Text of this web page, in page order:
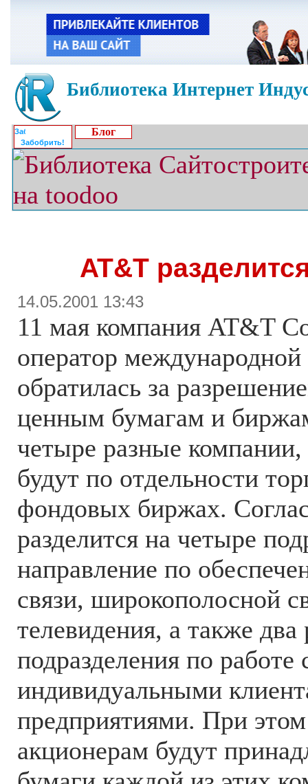
Библиотека Интернет
Забобрить!
Блог
AT&T
14.05.2001 13:43
11 мая компания AT&T
оператор
обратилась за
ценным бумагам и
четыре разные
будут по отдельности
фондовых биржах.
разделится на четыре
направление по
связи, широкополосной
телевидения, а также два
подразделения по работе
индивидуальными
предприятиями. При
акционерам будут